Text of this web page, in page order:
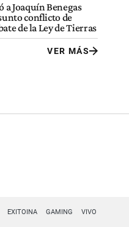
Joaquín Benegas
conflicto de
de la Ley de Tierras
VER MÁS
EXITOINA GAMING VIVO